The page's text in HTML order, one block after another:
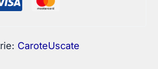
CaroteUscate